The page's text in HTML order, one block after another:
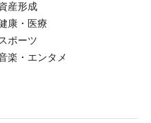
産形成
康・医療
スポーツ
楽・エンタメ